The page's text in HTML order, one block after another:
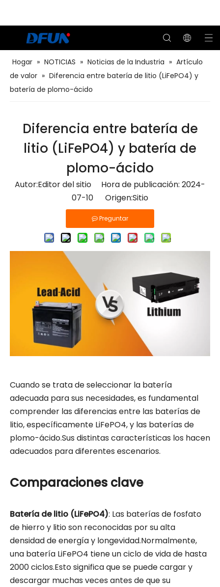
Hogar » NOTICIAS » Noticias de la Industria » Artículo
de valor » Diferencia entre batería de litio (LiFePO4) y
batería de plomo-ácido
Diferencia entre batería de
litio (LiFePO4) y batería de
plomo-ácido
Autor:Editor del sitio Hora de publicación: 2024-
07-10 Origen:Sitio
Preguntar
Cuando se trata de seleccionar la batería
adecuada para sus necesidades, es fundamental
comprender las diferencias entre las baterías de
litio, específicamente LiFePO4, y las baterías de
plomo-ácido.Sus distintas características los hacen
adecuados para diferentes escenarios.
Comparaciones clave
Batería de litio (LiFePO4): Las baterías de fosfato
de hierro y litio son reconocidas por su alta
densidad de energía y longevidad.Normalmente,
una batería LiFePO4 tiene un ciclo de vida de hasta
2000 ciclos.Esto significa que se puede cargar y
descargar muchas veces antes de que su